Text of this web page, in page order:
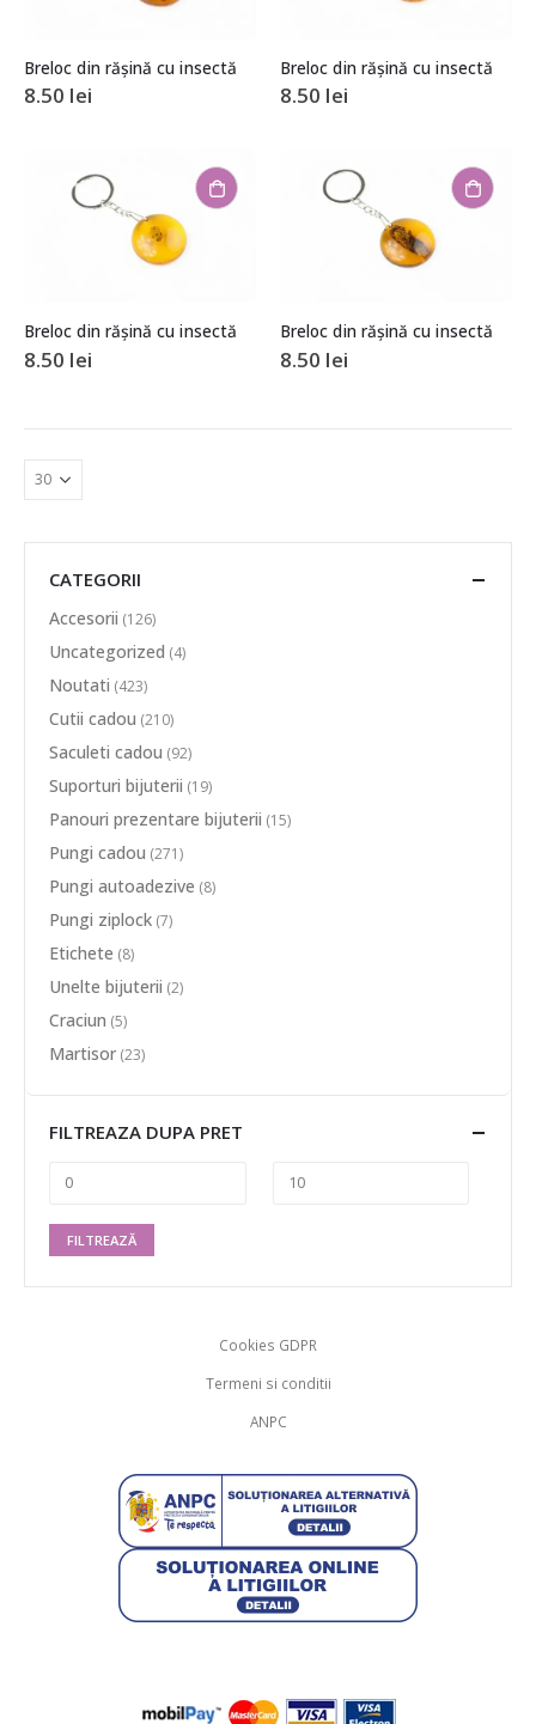
Breloc din rășină cu insectă
8.50 lei
Breloc din rășină cu insectă
8.50 lei
Breloc din rășină cu insectă
8.50 lei
Breloc din rășină cu insectă
8.50 lei
CATEGORII
Accesorii (126)
Uncategorized (4)
Noutati (423)
Cutii cadou (210)
Saculeti cadou (92)
Suporturi bijuterii (19)
Panouri prezentare bijuterii (15)
Pungi cadou (271)
Pungi autoadezive (8)
Pungi ziplock (7)
Etichete (8)
Unelte bijuterii (2)
Craciun (5)
Martisor (23)
FILTREAZA DUPA PRET
FILTREAZĂ
Cookies GDPR
Termeni si conditii
ANPC